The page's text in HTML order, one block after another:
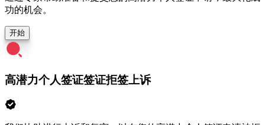
功的机会。
开始
高潜力个人签证签证拒签上诉